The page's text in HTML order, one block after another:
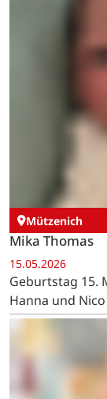
Mützenich
Mika Thomas
Geburtstag 15.
Hanna und